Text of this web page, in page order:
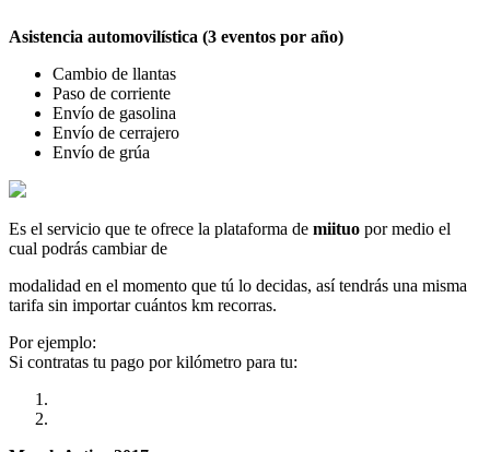
Asistencia automovilística (3 eventos por año)
Cambio de llantas
Paso de corriente
Envío de gasolina
Envío de cerrajero
Envío de grúa
Es el servicio que te ofrece la plataforma de miituo por medio el
cual podrás cambiar de
modalidad en el momento que tú lo decidas, así tendrás una misma
tarifa sin importar cuántos km recorras.
Por ejemplo:
Si contratas tu pago por kilómetro para tu: